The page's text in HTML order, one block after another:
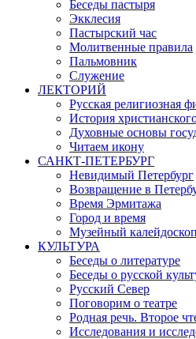
Беседы пастыря
Экклесия
Пастырский час
Молитвенные правила
Пальмовник
Служение
ЛЕКТОРИЙ
Русская религиозная
История
Духовные основы
Читаем икону
САНКТ-ПЕТЕРБУРГ
Невидимый Петербург
Возвращение в
Время Эрмитажа
Город и время
Музейный калейдоскоп
КУЛЬТУРА
Беседы о литературе
Беседы о русской
Русский Север
Поговорим о театре
Родная речь. Второе
Исследования и